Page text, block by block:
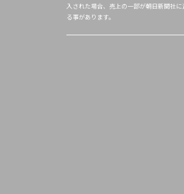
入された場合、売上の一部が朝日新聞社
る事があります。